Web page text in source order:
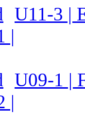
U11-3 |
U09-1 |